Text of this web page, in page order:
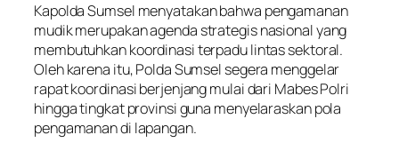
Kapolda Sumsel menyatakan bahwa pengamanan
mudik merupakan agenda strategis nasional yang
membutuhkan koordinasi terpadu lintas sektoral.
Oleh karena itu, Polda Sumsel segera menggelar
rapat koordinasi berjenjang mulai dari Mabes Polri
hingga tingkat provinsi guna menyelaraskan pola
pengamanan di lapangan.